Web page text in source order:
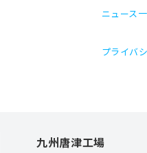
ニュース
プライバ
九州唐津工場